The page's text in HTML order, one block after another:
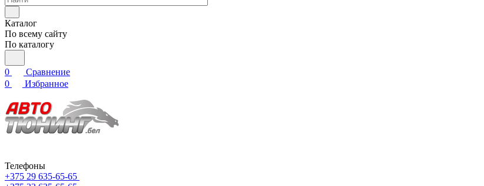
Каталог
По всему сайту
По каталогу
0
Сравнение
0
Избранное
Телефоны
+375 29 635-65-65